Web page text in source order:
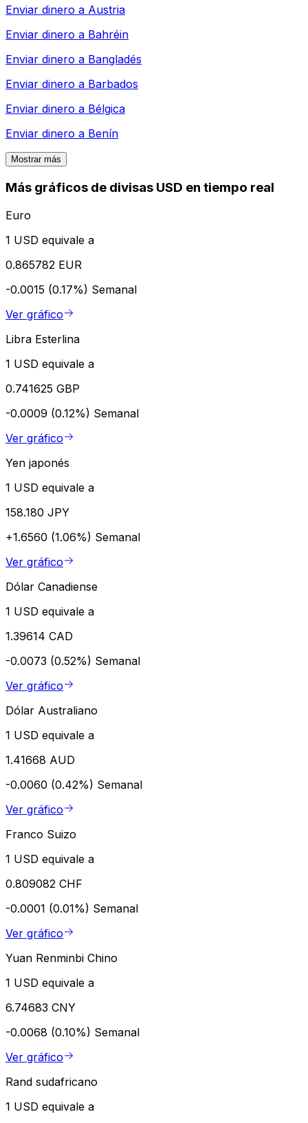
Enviar dinero a Austria
Enviar dinero a Bahréin
Enviar dinero a Bangladés
Enviar dinero a Barbados
Enviar dinero a Bélgica
Enviar dinero a Benín
Mostrar más
Más gráficos de divisas USD en tiempo real
Euro
1 USD equivale a
0.865782 EUR
-0.0015 (0.17%) Semanal
Ver gráfico
Libra Esterlina
1 USD equivale a
0.741625 GBP
-0.0009 (0.12%) Semanal
Ver gráfico
Yen japonés
1 USD equivale a
158.180 JPY
+1.6560 (1.06%) Semanal
Ver gráfico
Dólar Canadiense
1 USD equivale a
1.39614 CAD
-0.0073 (0.52%) Semanal
Ver gráfico
Dólar Australiano
1 USD equivale a
1.41668 AUD
-0.0060 (0.42%) Semanal
Ver gráfico
Franco Suizo
1 USD equivale a
0.809082 CHF
-0.0001 (0.01%) Semanal
Ver gráfico
Yuan Renminbi Chino
1 USD equivale a
6.74683 CNY
-0.0068 (0.10%) Semanal
Ver gráfico
Rand sudafricano
1 USD equivale a